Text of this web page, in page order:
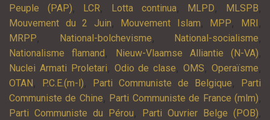
Peuple (PAP), LCR, Lotta continua, MLPD, MLSPB,
Mouvement du 2 Juin, Mouvement Islam, MPP, MRI ,
MRPP, National-bolchevisme, National-socialisme,
Nationalisme flamand , Nieuw-Vlaamse Alliantie (N-VA),
Nuclei Armati Proletari, Odio de clase,OMS,Operaïsme,
OTAN , P.C.E.(m-l), Parti Communiste de Belgique,
Parti
Communiste de Chine, Parti Communiste de France (mlm),
Parti Communiste du Pérou, Parti Ouvrier Belge (POB),